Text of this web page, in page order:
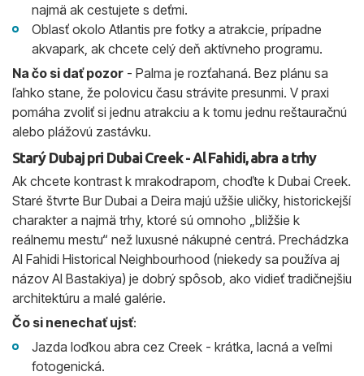
najmä ak cestujete s deťmi.
Oblasť okolo Atlantis pre fotky a atrakcie, prípadne
akvapark, ak chcete celý deň aktívneho programu.
Na čo si dať pozor - Palma je rozťahaná. Bez plánu sa
ľahko stane, že polovicu času strávite presunmi. V praxi
pomáha zvoliť si jednu atrakciu a k tomu jednu reštauračnú
alebo plážovú zastávku.
Starý Dubaj pri Dubai Creek - Al Fahidi, abra a trhy
Ak chcete kontrast k mrakodrapom, choďte k Dubai Creek.
Staré štvrte Bur Dubai a Deira majú užšie uličky, historickejší
charakter a najmä trhy, ktoré sú omnoho „bližšie k
reálnemu mestu“ než luxusné nákupné centrá. Prechádzka
Al Fahidi Historical Neighbourhood (niekedy sa používa aj
názov Al Bastakiya) je dobrý spôsob, ako vidieť tradičnejšiu
architektúru a malé galérie.
Čo si nenechať ujsť:
Jazda loďkou abra cez Creek - krátka, lacná a veľmi
fotogenická.